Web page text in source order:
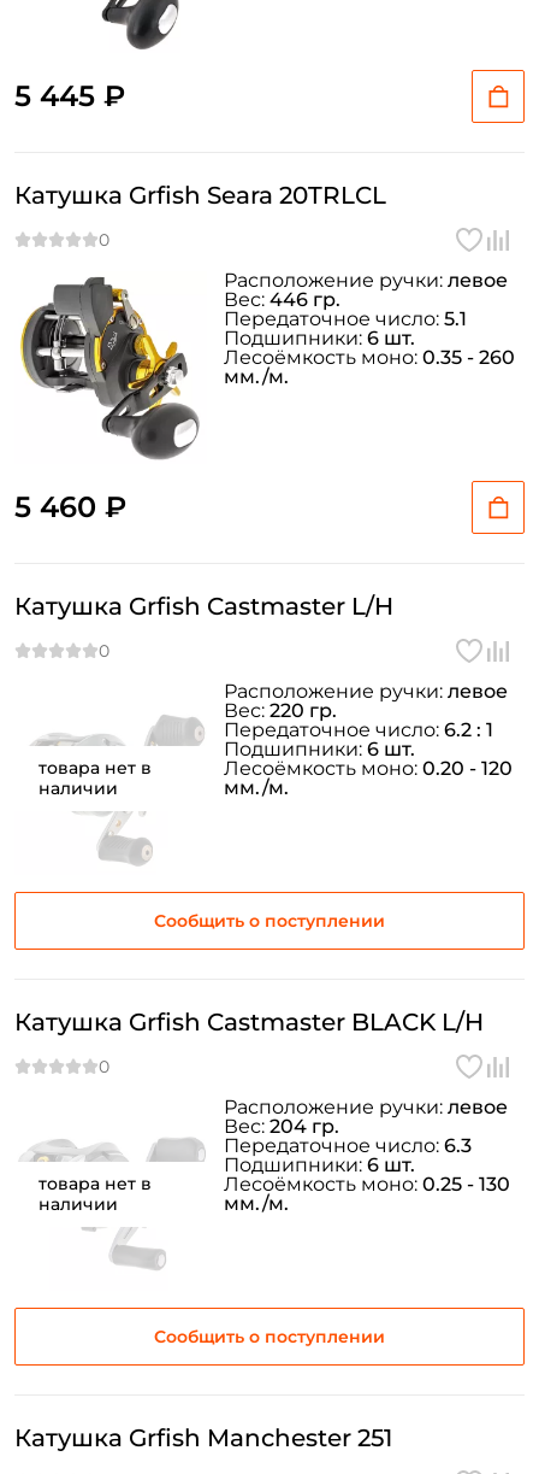
5 445 ₽
Катушка Grfish Seara 20TRLCL
5 460 ₽
Расположение ручки: левое
Вес: 446 гр.
Передаточное число: 5.1
Подшипники: 6 шт.
Лесоёмкость моно: 0.35 - 260
мм./м.
товара нет в
наличии
Катушка Grfish Castmaster L/H
Сообщить о поступлении
Расположение ручки: левое
Вес: 220 гр.
Передаточное число: 6.2 : 1
Подшипники: 6 шт.
Лесоёмкость моно: 0.20 - 120
мм./м.
товара нет в
наличии
Катушка Grfish Castmaster BLACK L/H
Сообщить о поступлении
Расположение ручки: левое
Вес: 204 гр.
Передаточное число: 6.3
Подшипники: 6 шт.
Лесоёмкость моно: 0.25 - 130
мм./м.
Катушка Grfish Manchester 251
Email: *
Придумайте пароль: *
Повторите пароль: *
Заполняя данную форму вы соглашаетесь на обработку
персональных данных
Создать аккаунт